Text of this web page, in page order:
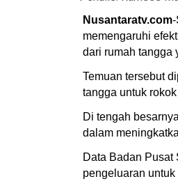
Nusantaratv.com-
memengaruhi
dari rumah tangga
Temuan tersebut
tangga untuk
Di tengah
dalam
Data Badan Pusat
pengeluaran